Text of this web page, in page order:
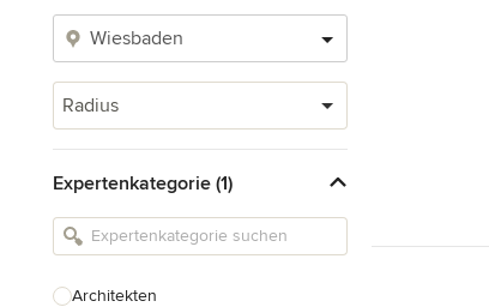
Radius
Expertenkategorie (1)
Architekten